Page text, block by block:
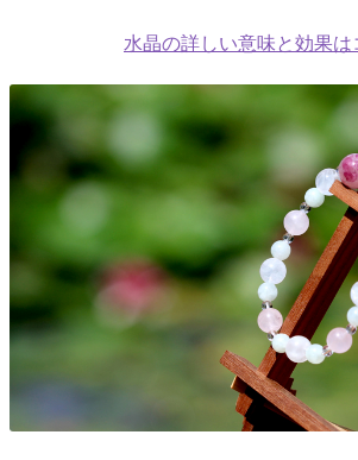
水晶の詳しい意味と効果は